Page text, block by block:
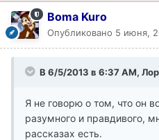
Boma Kuro
Опубликовано 5 июня,
В 6/5/2013 в 6:37 AM,
Я не говорю о том, что он
разумного и правдивого,
рассказах есть.